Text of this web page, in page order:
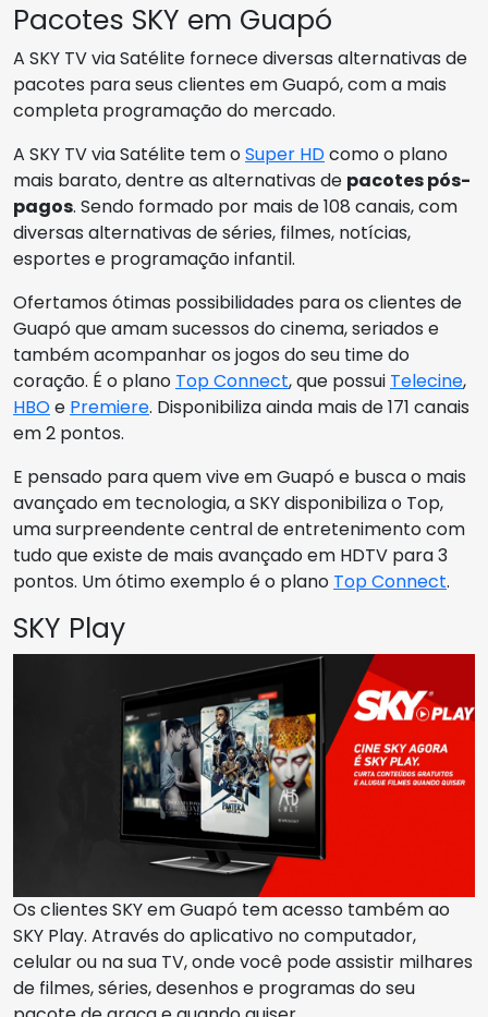
Pacotes SKY em Guapó
A SKY TV via Satélite fornece diversas alternativas de
pacotes para seus clientes em Guapó, com a mais
completa programação do mercado.
A SKY TV via Satélite tem oSuper HDcomo o plano
mais barato, dentre as alternativas de pacotes pós-
pagos. Sendo formado por mais de 108 canais, com
diversas alternativas de séries, filmes, notícias,
esportes e programação infantil.
Ofertamos ótimas possibilidades para os clientes de
Guapó que amam sucessos do cinema, seriados e
também acompanhar os jogos do seu time do
coração. É o plano Top Connect, que possui Telecine,
HBOe Premiere. Disponibiliza ainda mais de 171 canais
em 2 pontos.
E pensado para quem vive em Guapó e busca o mais
avançado em tecnologia, a SKY disponibiliza o Top,
uma surpreendente central de entretenimento com
tudo que existe de mais avançado em HDTV para 3
pontos. Um ótimo exemplo é o plano Top Connect.
SKY Play
Os clientes SKY em Guapó tem acesso também ao
SKY Play. Através do aplicativo no computador,
celular ou na sua TV, onde você pode assistir milhares
de filmes, séries, desenhos e programas do seu